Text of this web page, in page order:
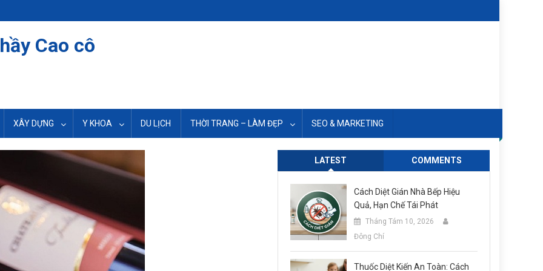
Cao cô
XÂY DỰNG Y KHOA DU LỊCH THỜI TRANG – LÀM ĐẸP SEO & MARKETING
LATEST COMMENTS
Cách Diệt Gián Nhà Bếp Hiệu
Quả, Hạn Chế Tái Phát
Tháng Tám 10, 2026
Đông Chí
Thuốc Diệt Kiến An Toàn: Cách